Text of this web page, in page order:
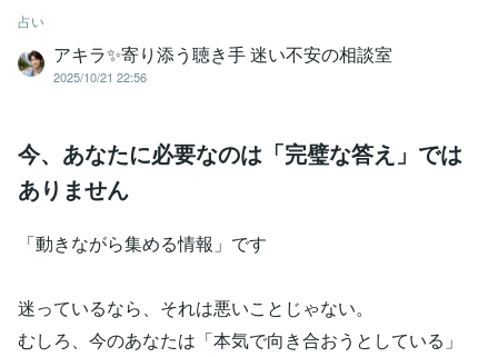
占い
アキラ✨寄り添う聴き手 迷い不安の相談室
2025/10/21 22:56
今、あなたに必要なのは「完璧な答え」では
ありません
「動きながら集める情報」です
迷っているなら、それは悪いことじゃない。
むしろ、今のあなたは「本気で向き合おうとしている」